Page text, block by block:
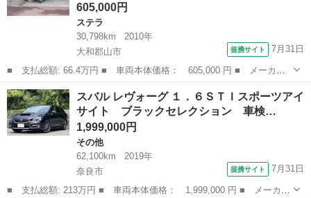
605,000円
ステラ
30,798km
2010年
大和郡山市
提携サイト 7月31日
■ 支払総額: 66.4万円 ■ 車両本体価格： 605,000 円 ■ メーカー
名： スバル ■ 車種名： ステラ ■ グレード名： リベスタＳ
ワンセグナビ ＨＩＤヘッドライト フォグランプ ドアミラーウイ
ンカー 電動...
奈良 大和郡山市 ステラ
スバル レヴォーグ １．６ＳＴＩスポーツアイ
サイト ブラックセレクション 車検…
1,999,000円
その他
62,100km
2019年
奈良市
提携サイト 7月31日
■ 支払総額: 213万円 ■ 車両本体価格： 1,999,000 円 ■ メーカー